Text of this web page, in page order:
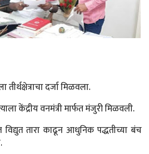
तीर्थक्षेत्राचा दर्जा मिळवला.
केंद्रीय वनमंत्री मार्फत मंजुरी मिळवली.
विद्युत तारा काढून आधुनिक पद्धतीच्या बंच